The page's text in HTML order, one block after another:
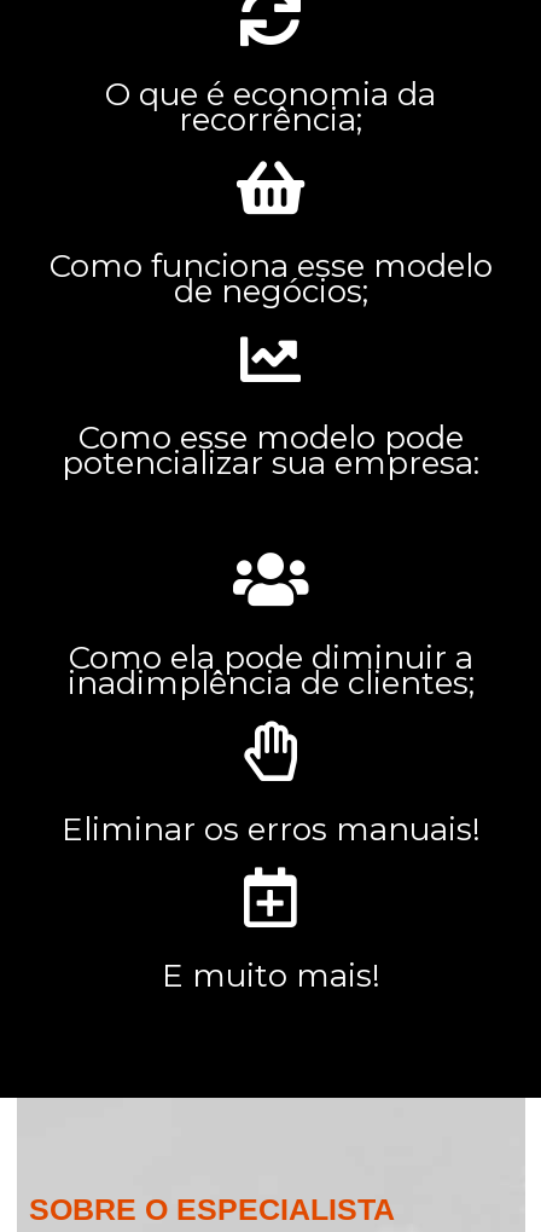
O que é economia da
recorrência;
Como funciona esse modelo
de negócios;
Como esse modelo pode
potencializar sua empresa:
Como ela pode diminuir a
inadimplência de clientes;
Eliminar os erros manuais!
E muito mais!
SOBRE O ESPECIALISTA